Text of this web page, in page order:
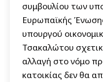
συμβουλίου των
Ευρωπαϊκής
υπουργού
Τσακαλώτου
αλλαγή στο νόμο
κατοικίας δεν θα